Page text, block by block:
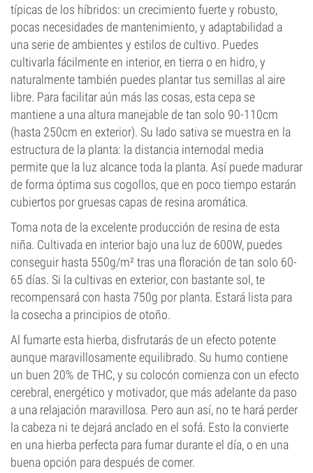
típicas de los híbridos: un crecimiento fuerte y robusto,
pocas necesidades de mantenimiento, y adaptabilidad a
una serie de ambientes y estilos de cultivo. Puedes
cultivarla fácilmente en interior, en tierra o en hidro, y
naturalmente también puedes plantar tus semillas al aire
libre. Para facilitar aún más las cosas, esta cepa se
mantiene a una altura manejable de tan solo 90-110cm
(hasta 250cm en exterior). Su lado sativa se muestra en la
estructura de la planta: la distancia internodal media
permite que la luz alcance toda la planta. Así puede madurar
de forma óptima sus cogollos, que en poco tiempo estarán
cubiertos por gruesas capas de resina aromática.
Toma nota de la excelente producción de resina de esta
niña. Cultivada en interior bajo una luz de 600W, puedes
conseguir hasta 550g/m² tras una floración de tan solo 60-
65 días. Si la cultivas en exterior, con bastante sol, te
recompensará con hasta 750g por planta. Estará lista para
la cosecha a principios de otoño.
Al fumarte esta hierba, disfrutarás de un efecto potente
aunque maravillosamente equilibrado. Su humo contiene
un buen 20% de THC, y su colocón comienza con un efecto
cerebral, energético y motivador, que más adelante da paso
a una relajación maravillosa. Pero aun así, no te hará perder
la cabeza ni te dejará anclado en el sofá. Esto la convierte
en una hierba perfecta para fumar durante el día, o en una
buena opción para después de comer.